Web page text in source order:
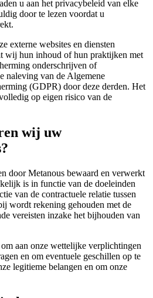
u aan het privacybeleid van elke
door te lezen voordat u
externe websites en diensten
wij hun inhoud of hun praktijken met
onderschrijven of
naleving van de Algemene
(GDPR) door deze derden. Het
op eigen risico van de
wij uw
door Metanous bewaard en verwerkt
is in functie van de doeleinden
van de contractuele relatie tussen
wordt rekening gehouden met de
vereisten inzake het bijhouden van
aan onze wettelijke verplichtingen
en om eventuele geschillen op te
legitieme belangen en om onze